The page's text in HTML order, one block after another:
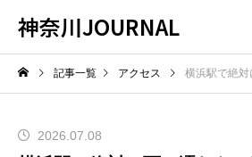
神奈川JOURNAL
記事一覧 アクセス 横浜駅で絶対に雨に濡れ
2026.07.08